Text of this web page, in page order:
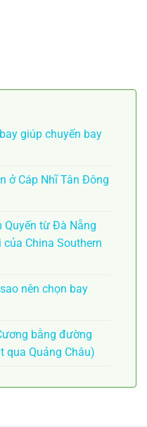
giúp chuyến bay
ở Cáp Nhĩ Tân Đông
từ Đà Nẵng
China Southern
nên chọn bay
bằng đường
qua Quảng Châu)